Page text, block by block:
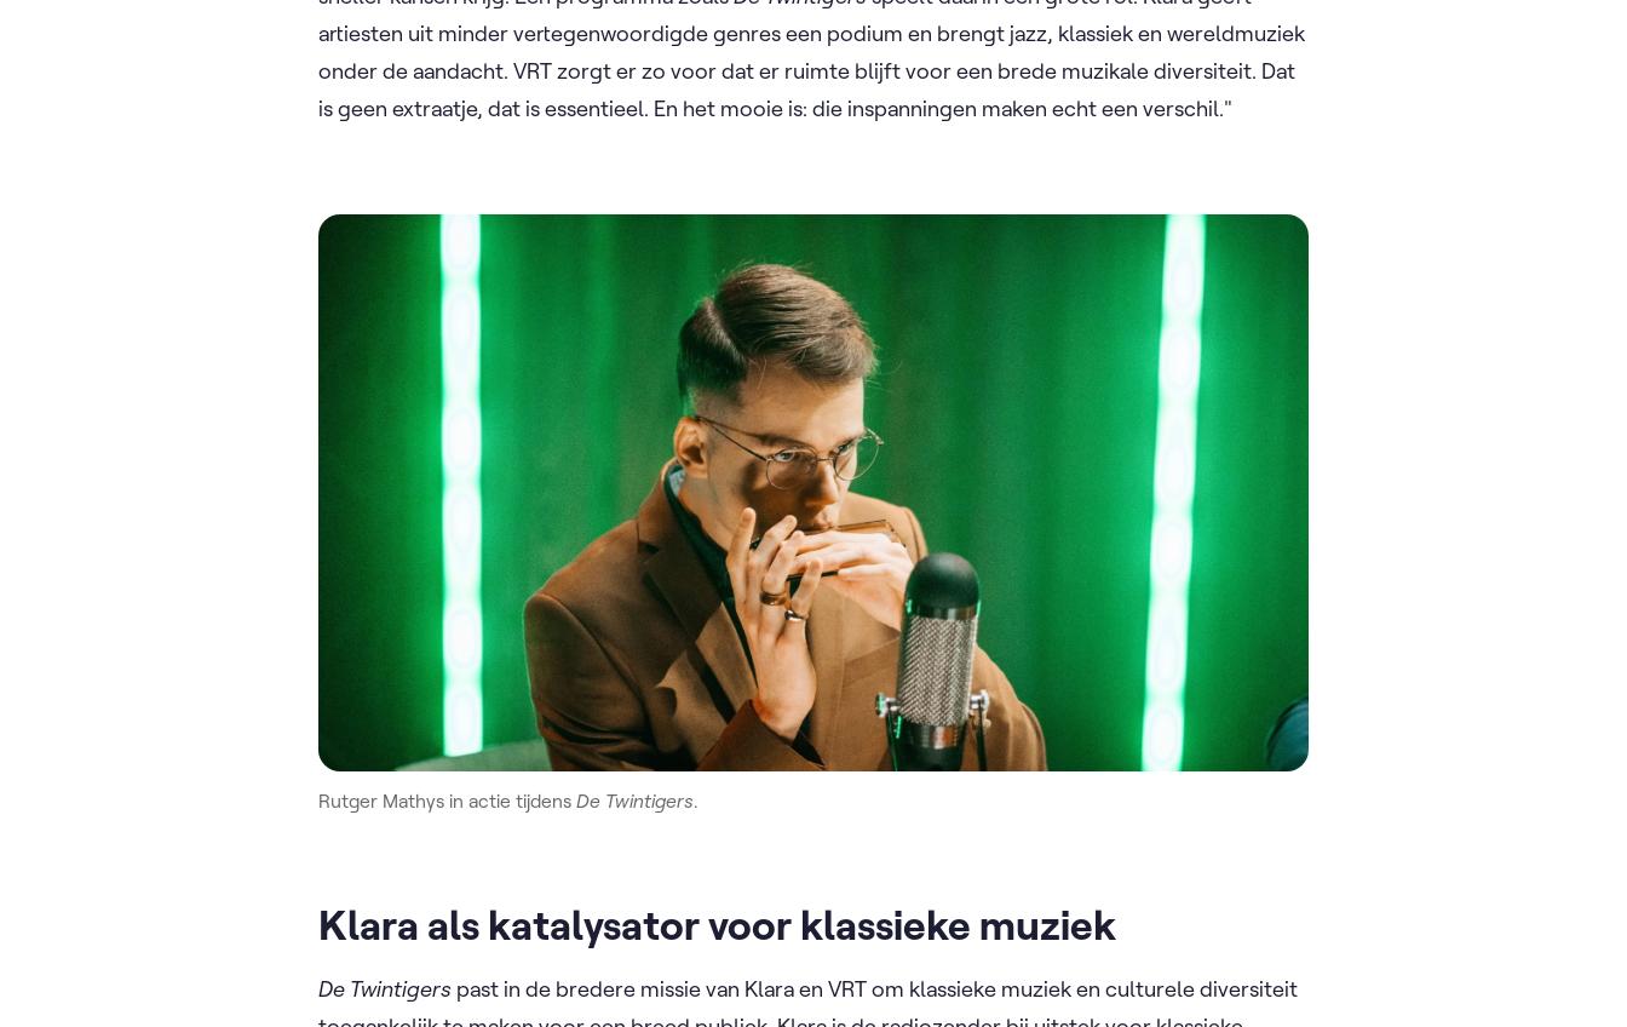
artiesten uit minder vertegenwoordigde genres een podium en brengt jazz, klassiek en wereldmuziek
onder de aandacht. VRT zorgt er zo voor dat er ruimte blijft voor een brede muzikale diversiteit. Dat
is geen extraatje, dat is essentieel. En het mooie is: die inspanningen maken echt een verschil."
Rutger Mathys in actie tijdensDe Twintigers.
Klara als katalysator voor klassieke muziek
De Twintigers past in de bredere missie van Klara en VRT om klassieke muziek en culturele diversiteit